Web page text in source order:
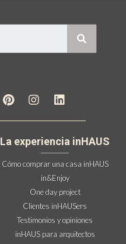
La experiencia inHAUS
Cómo comprar una casa inHAUS
in&Enjoy
One day project
Clientes inHAUSers
Testimonios y opiniones
inHAUS para arquitectos